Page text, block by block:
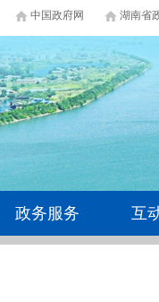
中国政府网 湖南省
政务服务 互